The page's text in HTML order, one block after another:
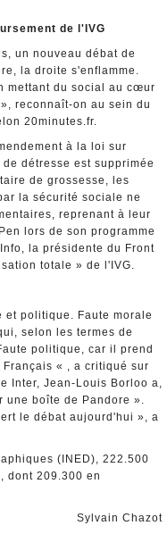
de l'IVG
un nouveau débat de
la droite s'enflamme.
mettant du social au cœur
reconnaît-on au sein du
20minutes.fr.
à la loi sur
détresse est supprimée
de grossesse, les
la sécurité sociale ne
reprenant à leur
lors de son programme
la présidente du Front
totale » de l'IVG.
et politique. Faute morale
selon les termes de
politique, car il prend
« , a critiqué sur
Inter, Jean-Louis Borloo a,
une boîte de Pandore ».
le débat aujourd'hui », a
(INED), 222.500
dont 209.300 en
Sylvain Chazot